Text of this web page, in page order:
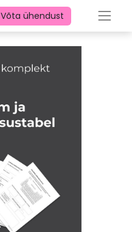
Võta ühendust